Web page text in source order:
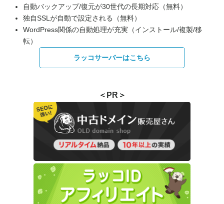
自動バックアップ/復元が30世代の長期対応（無料）
独自SSLが自動で設定される（無料）
WordPress関係の自動処理が充実（インストール/複製/移
転）
ラッコサーバーはこちら
＜PR＞